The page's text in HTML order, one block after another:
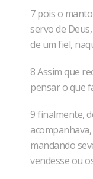
7 pois o
servo de
de um fiel,
8 Assim que
pensar o que
9 finalmente,
mandando
vendesse ou